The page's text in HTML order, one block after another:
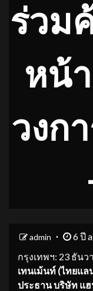
ร่วม
หน้
วงก
admin 6 ปี
กรุงเทพฯ: 23 ธันว
เทนเม้นท์ (ไทยแล
ประธาน บริษัท แ